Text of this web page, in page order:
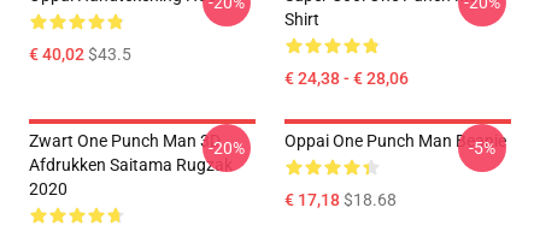
€ 40,02$43.5
Shirt
€ 24,38 - € 28,06
Zwart One Punch Man 3D
Afdrukken Saitama Rugzak
2020
-20% Oppai One Punch Man Beanie
€ 17,18$18.68
-5%